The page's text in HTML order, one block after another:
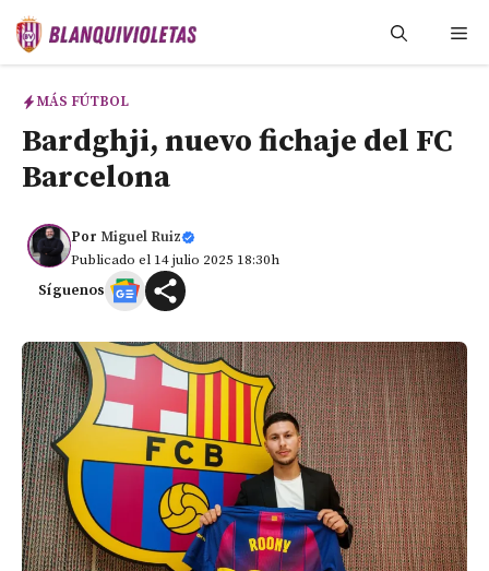
Saltar
MÁS FÚTBOL
Bardghji, nuevo fichaje del FC
Barcelona
Por Miguel Ruiz
Publicado el 14 julio 2025 18:30h
Síguenos